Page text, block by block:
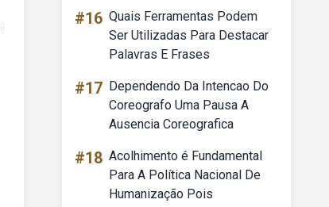
#16 Quais Ferramentas Podem
Ser Utilizadas Para Destacar
Palavras E Frases
#17 Dependendo Da Intencao Do
Coreografo Uma Pausa A
Ausencia Coreografica
#18 Acolhimento é Fundamental
Para A Política Nacional De
Humanização Pois